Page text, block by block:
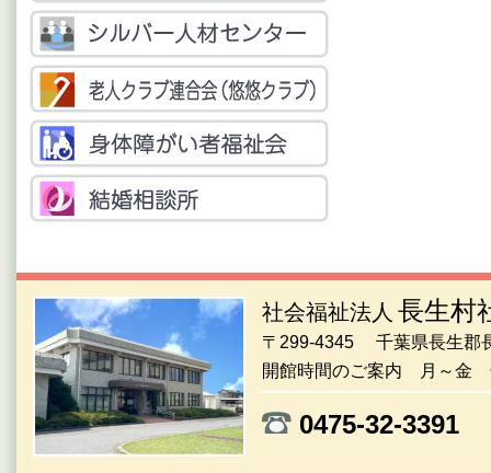
社会福祉法人 長生村
〒299-4345 千葉県長生郡
開館時間のご案内 月～金
0475-32-